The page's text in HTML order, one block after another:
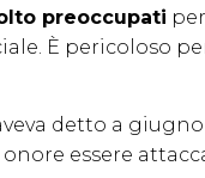
preoccupati
È pericoloso
detto a giugno
onore essere